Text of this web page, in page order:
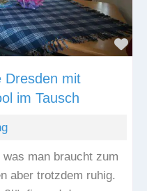
Dresden mit
im Tausch
man braucht zum
aber trotzdem ruhig.